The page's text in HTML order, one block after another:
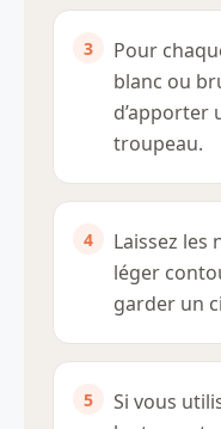
Pour
blanc ou
d’apporter
troupeau.
Laissez les
léger
garder un
Si vous